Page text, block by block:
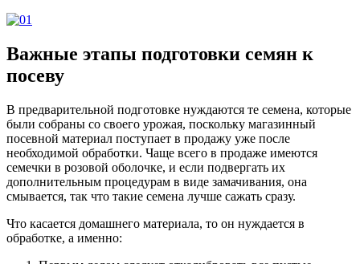
Важные этапы подготовки семян к
посеву
В предварительной подготовке нуждаются те семена, которые
были собраны со своего урожая, поскольку магазинный
посевной материал поступает в продажу уже после
необходимой обработки. Чаще всего в продаже имеются
семечки в розовой оболочке, и если подвергать их
дополнительным процедурам в виде замачивания, она
смывается, так что такие семена лучше сажать сразу.
Что касается домашнего материала, то он нуждается в
обработке, а именно: